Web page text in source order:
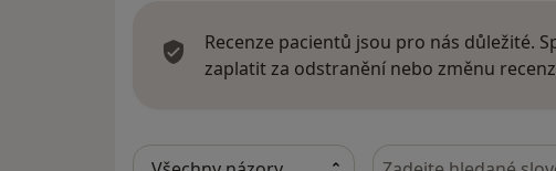
Recenze pacientů jsou pro nás důležité.
zaplatit za odstranění nebo změnu
Hledejte v názorech